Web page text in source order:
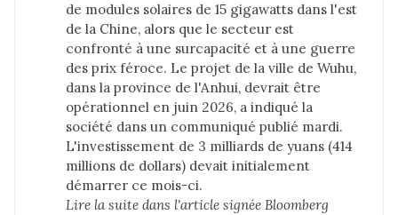
de modules solaires de 15 gigawatts dans l'est
de la Chine, alors que le secteur est
confronté à une surcapacité et à une guerre
des prix féroce. Le projet de la ville de Wuhu,
dans la province de l'Anhui, devrait être
opérationnel en juin 2026, a indiqué la
société dans un communiqué publié mardi.
L'investissement de 3 milliards de yuans (414
millions de dollars) devait initialement
démarrer ce mois-ci.
Lire la suite dans l'article signée Bloomberg